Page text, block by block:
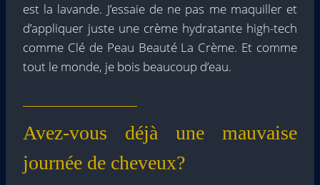
est la lavande. J’essaie de ne pas me maquiller et
d’appliquer juste une crème hydratante high-tech
comme Clé de Peau Beauté La Crème. Et comme
tout le monde, je bois beaucoup d’eau.
Avez-vous déjà une mauvaise
journée de cheveux?